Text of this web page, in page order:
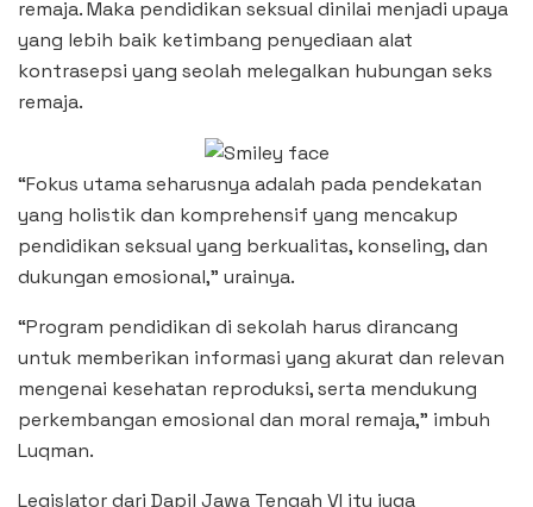
remaja. Maka pendidikan seksual dinilai menjadi upaya
yang lebih baik ketimbang penyediaan alat
kontrasepsi yang seolah melegalkan hubungan seks
remaja.
“Fokus utama seharusnya adalah pada pendekatan
yang holistik dan komprehensif yang mencakup
pendidikan seksual yang berkualitas, konseling, dan
dukungan emosional,” urainya.
“Program pendidikan di sekolah harus dirancang
untuk memberikan informasi yang akurat dan relevan
mengenai kesehatan reproduksi, serta mendukung
perkembangan emosional dan moral remaja,” imbuh
Luqman.
Legislator dari Dapil Jawa Tengah VI itu juga